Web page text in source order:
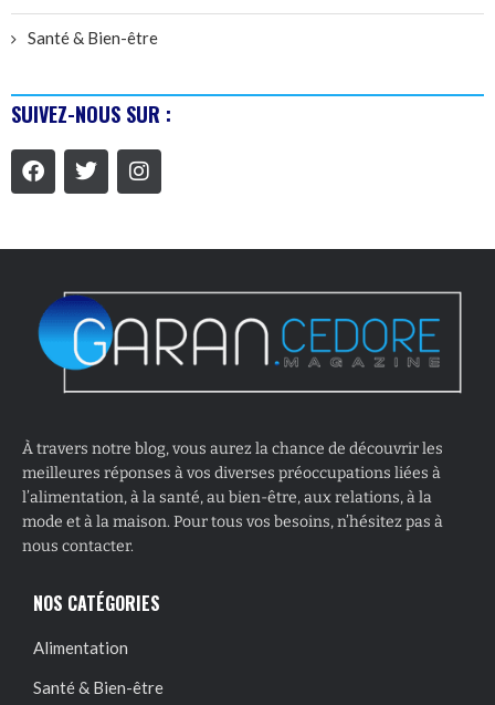
Santé & Bien-être
SUIVEZ-NOUS SUR :
À travers notre blog, vous aurez la chance de découvrir les
meilleures réponses à vos diverses préoccupations liées à
l’alimentation, à la santé, au bien-être, aux relations, à la
mode et à la maison. Pour tous vos besoins, n’hésitez pas à
nous contacter.
NOS CATÉGORIES
Alimentation
Santé & Bien-être